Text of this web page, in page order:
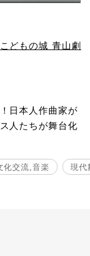
どもの城 青山劇
日本人作曲家が
人たちが舞台化
化交流,音楽 現代